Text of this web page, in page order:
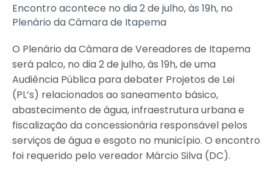
Encontro acontece no dia 2 de julho, às 19h, no
Plenário da Câmara de Itapema
O Plenário da Câmara de Vereadores de Itapema
será palco, no dia 2 de julho, às 19h, de uma
Audiência Pública para debater Projetos de Lei
(PL’s) relacionados ao saneamento básico,
abastecimento de água, infraestrutura urbana e
fiscalização da concessionária responsável pelos
serviços de água e esgoto no município. O encontro
foi requerido pelo vereador Márcio Silva (DC).